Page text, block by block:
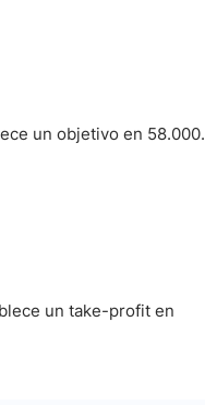
un objetivo en 58.000.
un take-profit en